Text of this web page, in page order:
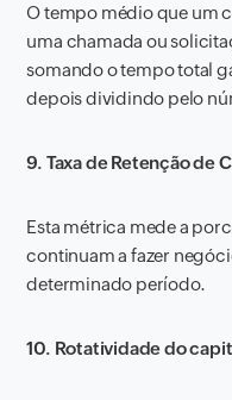
O tempo médio que um
uma chamada ou
somando o tempo total
depois dividindo pelo
9. Taxa de Retenção de
Esta métrica mede a
continuam a fazer
determinado período.
10. Rotatividade do